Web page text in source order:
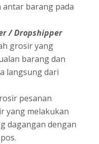
antar barang pada
/ Dropshipper
grosir yang
barang dan
langsung dari
pesanan
yang melakukan
dagangan dengan